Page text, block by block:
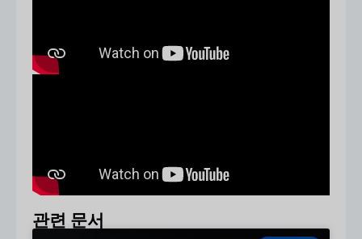
체결되고 제조를 시작하려면 보증금이 필요합니
다. 제작 과정 전반에 걸쳐 지속적으로 알려드립니
게 포장되어 고객이 있는 곳으로 배송됩니다.
생산 리드 타임
표준 리드 타임
관련 문서